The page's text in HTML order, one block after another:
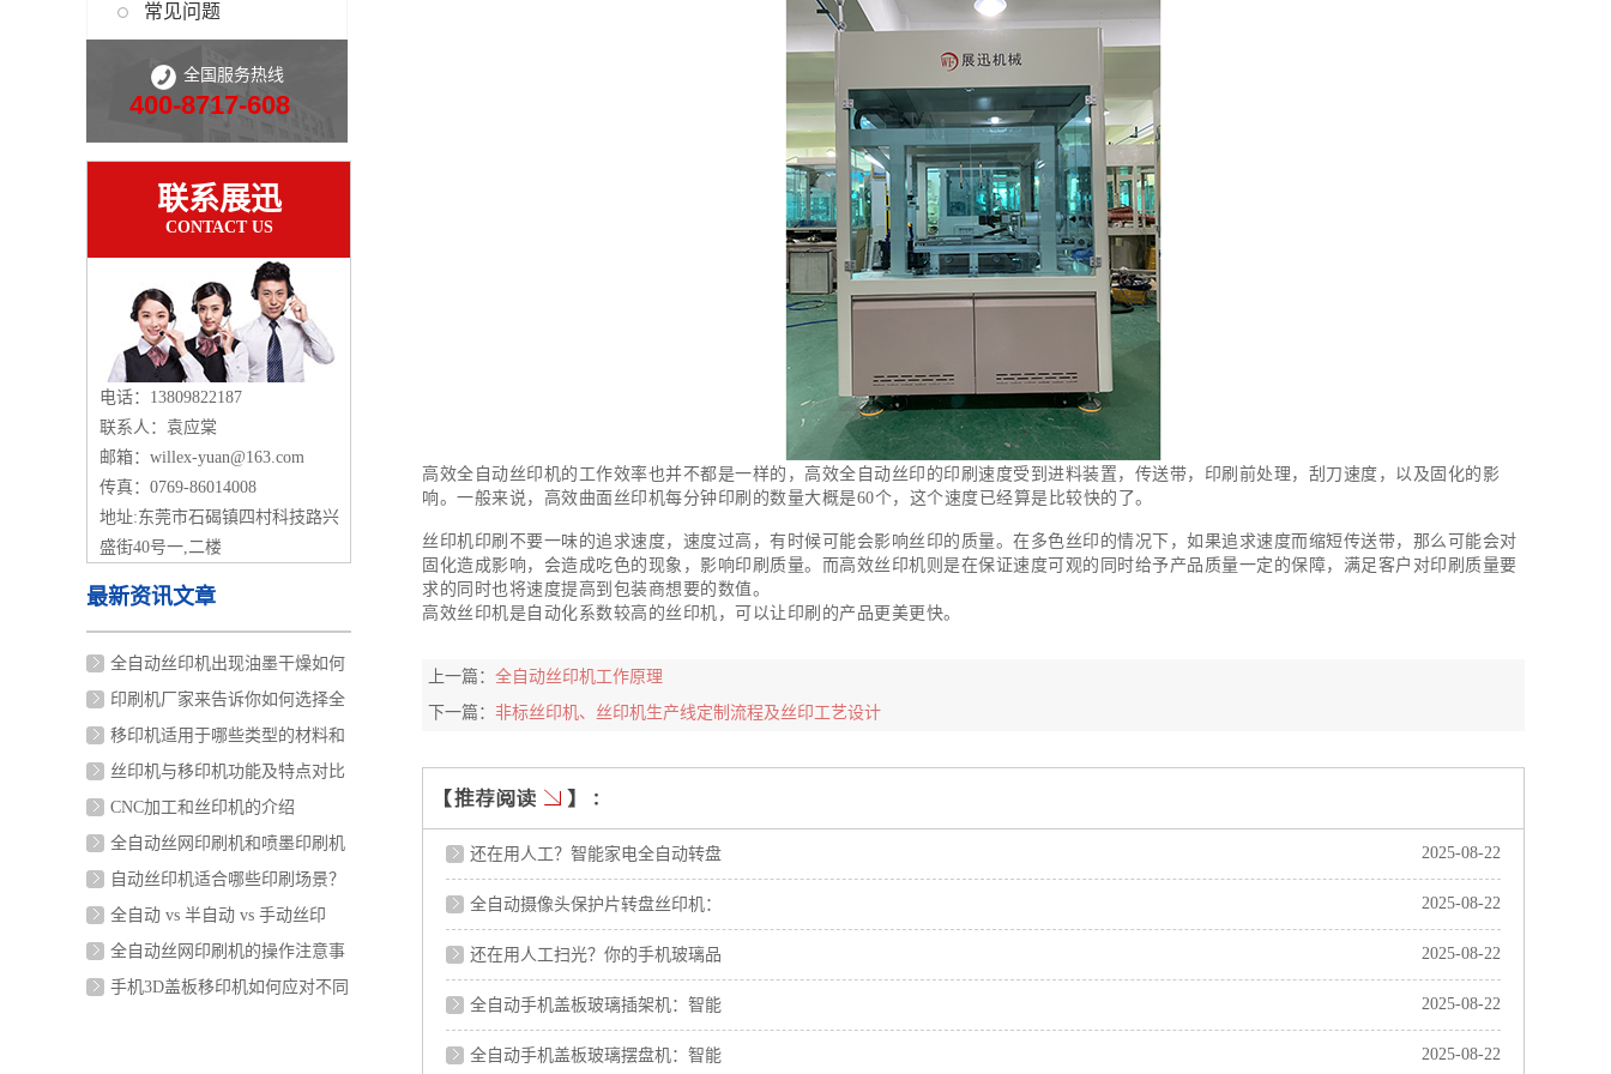
常见问题
全国服务热线
400-8717-608
联系展迅
CONTACT US
电话：13809822187
联系人：袁应棠
邮箱：willex-yuan@163.com
传真：0769-86014008
地址:东莞市石碣镇四村科技路兴
盛街40号一,二楼
最新资讯文章
全自动丝印机出现油墨干燥如何
处 印刷机厂家来告诉你如何选择全
自 移印机适用于哪些类型的材料和
表 丝印机与移印机功能及特点对比
分 CNC加工和丝印机的介绍
全自动丝网印刷机和喷墨印刷机
哪
自动丝印机适合哪些印刷场景？
全自动 vs 半自动 vs 手动丝印
机：哪
全自动丝网印刷机的操作注意事
项 手机3D盖板移印机如何应对不同
高效全自动丝印机的工作效率也并不都是一样的，高效全自动丝印的印刷速度受到进料装置，传送带，印刷前处理，刮刀速度，以及固化的影
响。一般来说，高效曲面丝印机每分钟印刷的数量大概是60个，这个速度已经算是比较快的了。
丝印机印刷不要一味的追求速度，速度过高，有时候可能会影响丝印的质量。在多色丝印的情况下，如果追求速度而缩短传送带，那么可能会对
固化造成影响，会造成吃色的现象，影响印刷质量。而高效丝印机则是在保证速度可观的同时给予产品质量一定的保障，满足客户对印刷质量要
求的同时也将速度提高到包装商想要的数值。
高效丝印机是自动化系数较高的丝印机，可以让印刷的产品更美更快。
上一篇： 全自动丝印机工作原理
下一篇： 非标丝印机、丝印机生产线定制流程及丝印工艺设计
还在用人工？智能家电全自动转盘 2025-08-22
全自动摄像头保护片转盘丝印机： 2025-08-22
还在用人工扫光？你的手机玻璃品 2025-08-22
全自动手机盖板玻璃插架机：智能 2025-08-22
全自动手机盖板玻璃摆盘机：智能 2025-08-22